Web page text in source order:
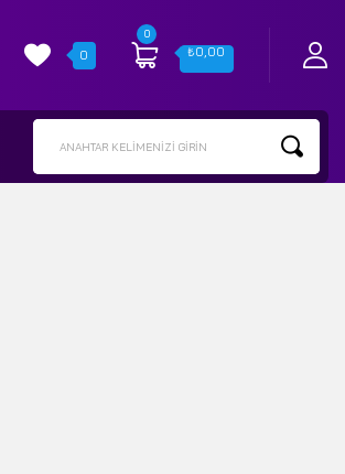
0
0
₺0,00
ANAHTAR KELIMENIZI GIRIN